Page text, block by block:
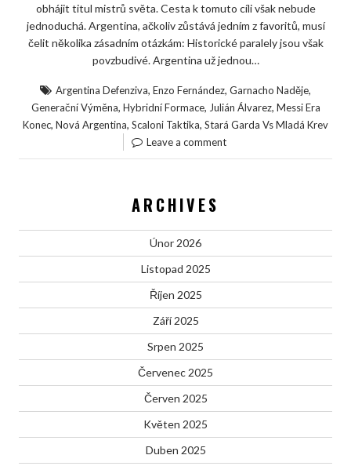
obhájit titul mistrů světa. Cesta k tomuto cíli však nebude
jednoduchá. Argentina, ačkoliv zůstává jedním z favoritů, musí
čelit několika zásadním otázkám: Historické paralely jsou však
povzbudivé. Argentina už jednou…
Argentina Defenziva, Enzo Fernández, Garnacho Naděje,
Generační Výměna, Hybridní Formace, Julián Álvarez, Messi Era
Konec, Nová Argentina, Scaloni Taktika, Stará Garda Vs Mladá Krev
Leave a comment
ARCHIVES
Únor 2026
Listopad 2025
Říjen 2025
Září 2025
Srpen 2025
Červenec 2025
Červen 2025
Květen 2025
Duben 2025